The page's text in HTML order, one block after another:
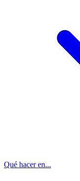
Qué hacer en...